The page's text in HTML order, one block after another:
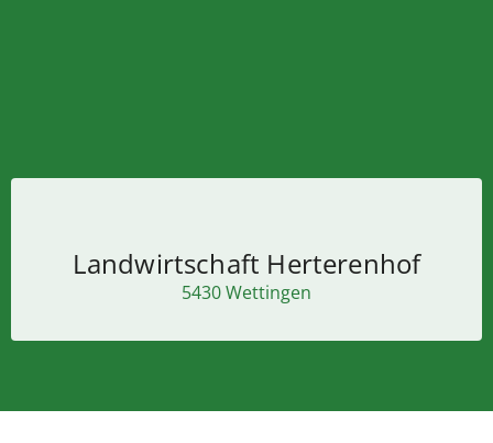
Landwirtschaft Herterenhof
5430 Wettingen